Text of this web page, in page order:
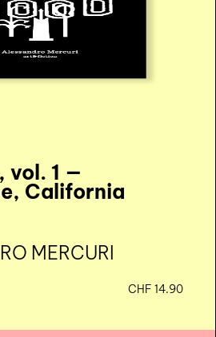
vol. 1 —
California
MERCURI
CHF 14.90